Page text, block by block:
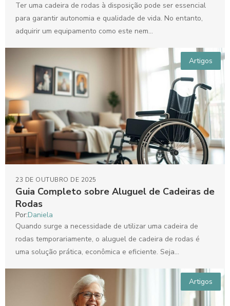
Ter uma cadeira de rodas à disposição pode ser essencial
para garantir autonomia e qualidade de vida. No entanto,
adquirir um equipamento como este nem...
Artigos
Guia Completo sobre Aluguel de Cadeiras de
Rodas
23 DE OUTUBRO DE 2025
Por:Daniela
Quando surge a necessidade de utilizar uma cadeira de
rodas temporariamente, o aluguel de cadeira de rodas é
uma solução prática, econômica e eficiente. Seja...
Artigos